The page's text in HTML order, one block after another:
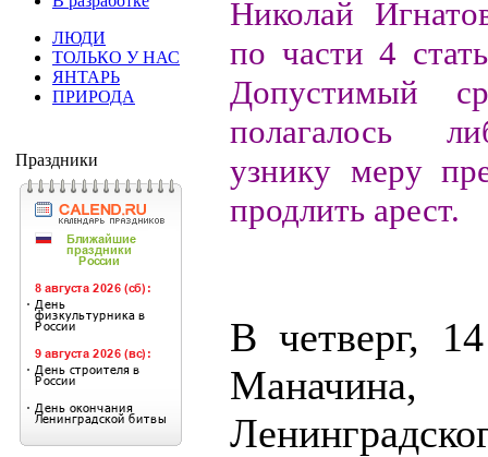
ЛЮДИ
ТОЛЬКО У НАС
ЯНТАРЬ
ПРИРОДА
Праздники
Николай
по части 4
Допустимый
полагалось
узнику меру
продлить арест.
В четверг,